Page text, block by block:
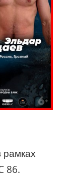
рамках
86.